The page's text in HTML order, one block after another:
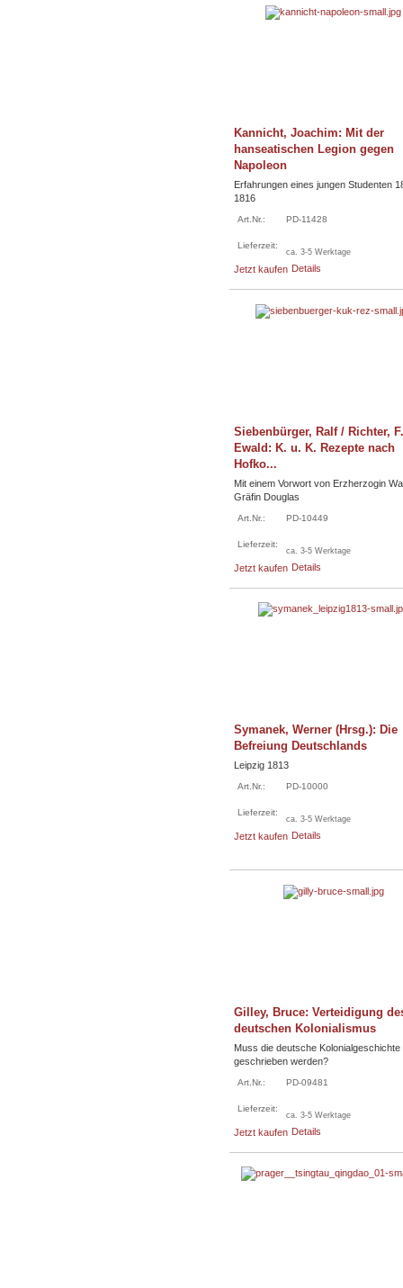
Kannicht, Joachim: Mit der
hanseatischen Legion gegen
Napoleon
Erfahrungen eines jungen Studenten
1816
Art.Nr.: PD-11428
Lieferzeit:
ca. 3-5 Werktage
Jetzt kaufen Details
Siebenbürger, Ralf / Richter,
Ewald: K. u. K. Rezepte nach
Hofko...
Mit einem Vorwort von Erzherzogin
Gräfin Douglas
Art.Nr.: PD-10449
Lieferzeit:
ca. 3-5 Werktage
Jetzt kaufen Details
Symanek, Werner (Hrsg.): Die
Befreiung Deutschlands
Leipzig 1813
Art.Nr.: PD-10000
Lieferzeit:
ca. 3-5 Werktage
Jetzt kaufen Details
Gilley, Bruce: Verteidigung
deutschen Kolonialismus
Muss die deutsche Kolonialgeschichte
geschrieben werden?
Art.Nr.: PD-09481
Lieferzeit:
ca. 3-5 Werktage
Jetzt kaufen Details